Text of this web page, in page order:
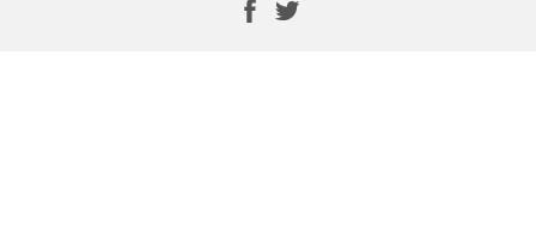
Page Facebook
Compte Twitter